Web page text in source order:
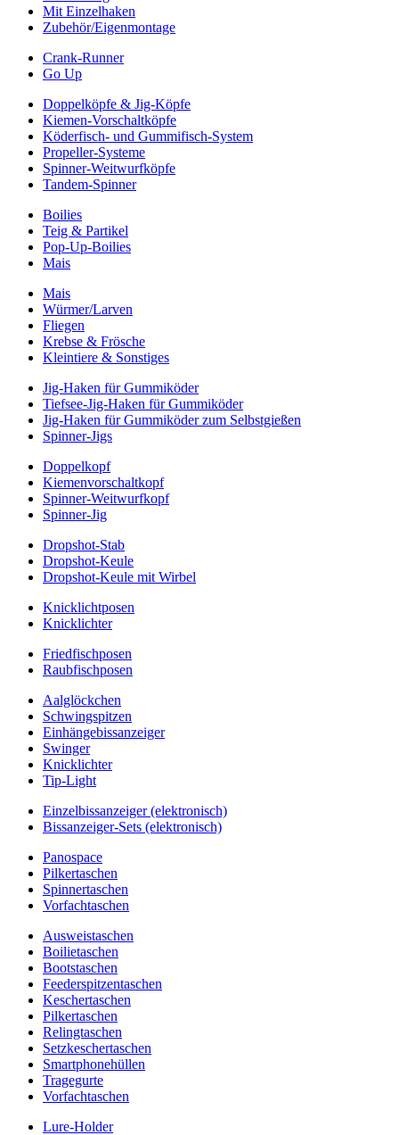
Mit Einzelhaken
Zubehör/Eigenmontage
Crank-Runner
Go Up
Doppelköpfe & Jig-Köpfe
Kiemen-Vorschaltköpfe
Köderfisch- und Gummifisch-System
Propeller-Systeme
Spinner-Weitwurfköpfe
Tandem-Spinner
Boilies
Teig & Partikel
Pop-Up-Boilies
Mais
Mais
Würmer/Larven
Fliegen
Krebse & Frösche
Kleintiere & Sonstiges
Jig-Haken für Gummiköder
Tiefsee-Jig-Haken für Gummiköder
Jig-Haken für Gummiköder zum Selbstgießen
Spinner-Jigs
Doppelkopf
Kiemenvorschaltkopf
Spinner-Weitwurfkopf
Spinner-Jig
Dropshot-Stab
Dropshot-Keule
Dropshot-Keule mit Wirbel
Knicklichtposen
Knicklichter
Friedfischposen
Raubfischposen
Aalglöckchen
Schwingspitzen
Einhängebissanzeiger
Swinger
Knicklichter
Tip-Light
Einzelbissanzeiger (elektronisch)
Bissanzeiger-Sets (elektronisch)
Panospace
Pilkertaschen
Spinnertaschen
Vorfachtaschen
Ausweistaschen
Boilietaschen
Bootstaschen
Feederspitzentaschen
Keschertaschen
Pilkertaschen
Relingtaschen
Setzkeschertaschen
Smartphonehüllen
Tragegurte
Vorfachtaschen
Lure-Holder